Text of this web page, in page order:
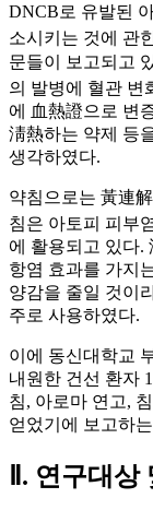
DNCB로 유발된
소시키는 것에 관
문들이 보고되고
의 발병에 혈관 변
에 血熱證으로 변
淸熱하는 약제 등
생각하였다.
약침으로는 黃連
침은 아토피 피부
에 활용되고 있다.
항염 효과를 가지
양감을 줄일 것이
주로 사용하였다.
이에 동신대학교
내원한 건선 환자
침, 아로마 연고,
얻었기에 보고하
Ⅱ. 연구대상